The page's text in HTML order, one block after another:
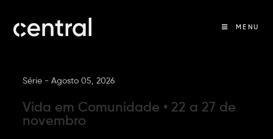
MENU
Série -Agosto 05, 2026
Vida em Comunidade • 22 a 27 de
novembro